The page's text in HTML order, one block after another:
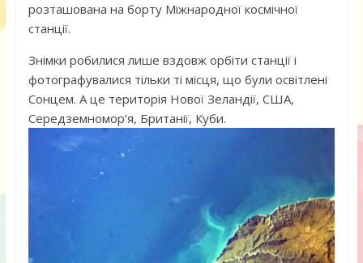
розташована на борту Міжнародної космічної
станції.
Знімки робилися лише вздовж орбіти станції і
фотографувалися тільки ті місця, що були освітлені
Сонцем. А це територія Нової Зеландії, США,
Середземномор’я, Британії, Куби.